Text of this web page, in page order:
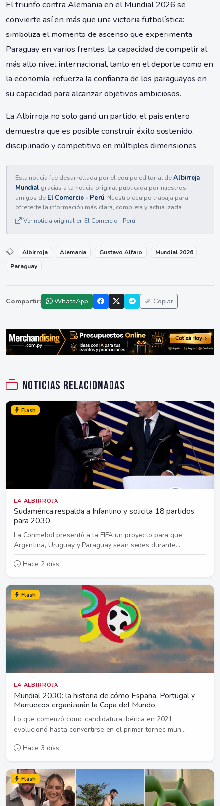
El triunfo contra Alemania en el Mundial 2026 se
convierte así en más que una victoria futbolística:
simboliza el momento de ascenso que experimenta
Paraguay en varios frentes. La capacidad de competir al
más alto nivel internacional, tanto en el deporte como en
la economía, refuerza la confianza de los paraguayos en
su capacidad para alcanzar objetivos ambiciosos.
La Albirroja no solo ganó un partido; el país entero
demuestra que es posible construir éxito sostenido,
disciplinado y competitivo en múltiples dimensiones.
Esta noticia fue desarrollada por el equipo editorial deAlbirroja
Mundial gracias a la noticia original publicada por nuestros
amigos de El Comercio - Perú. Nuestro equipo trabaja para
ofrecerte la información más clara, completa y actualizada.
Ver noticia original en El Comercio - Perú
Albirroja Alemania Gustavo Alfaro
Mundial 2026
Paraguay
Compartir: WhatsApp Copiar
Noticias relacionadas
Flash
LA ALBIRROJA
Sudamérica respalda a Infantino y solicita 18 partidos
para 2030
La Conmebol presentó a la FIFA un proyecto para que
Argentina, Uruguay y Paraguay sean sedes durante...
Hace 2 días
Flash
LA ALBIRROJA
Mundial 2030: la historia de cómo España, Portugal y
Marruecos organizarán la Copa del Mundo
Lo que comenzó como candidatura ibérica en 2021
evolucionó hasta convertirse en el primer torneo mun...
Hace 3 días
Flash